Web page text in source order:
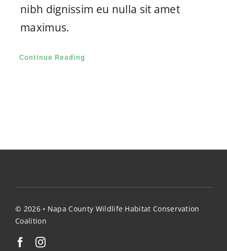
nibh dignissim eu nulla sit amet
maximus.
Continue Reading
© 2026 • Napa County Wildlife Habitat Conservation
Coalition